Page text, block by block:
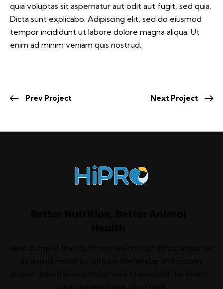
quia voluptas sit aspernatur aut odit aut fugit, sed quia.
Dicta sunt explicabo. Adipiscing elit, sed do eiusmod
tempor incididunt ut labore dolore magna aliqua. Ut
enim ad minim veniam quis nostrud.
Prev Project Next Project